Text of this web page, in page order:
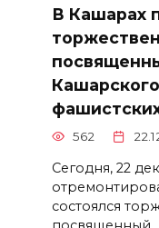
В Кашарах
562
Сегодня, 22
состоялся